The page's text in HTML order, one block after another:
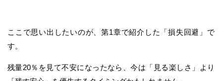
ここで思い出したいのが、第1章で紹介した「損失回避」で
す。
残量20％を見て不安になったなら、今は「見る楽しさ」より